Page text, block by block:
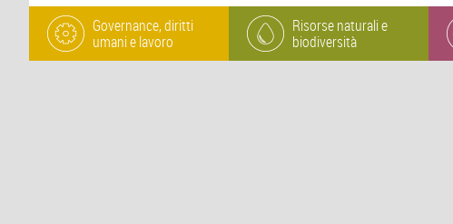
Governance, diritti
umani e lavoro
Risorse naturali e
biodiversità